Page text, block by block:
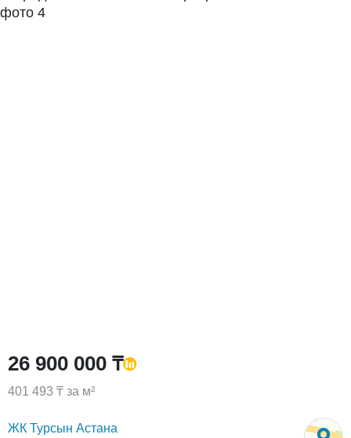
26 900 000 ₸
401 493 ₸ за м²
ЖК Турсын Астана